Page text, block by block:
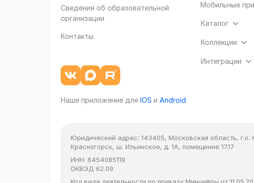
Сведения об образовательной
организации
Контакты
Наше приложение для IOS и Android
Мобильные
Каталог
Коллекции
Интеграции
Юридический адрес: 143405, Московская область, г.о.
Красногорск, ш. Ильинское, д. 1А, помещение 17.17
ИНН: 6454085119
ОКВЭД 62.09